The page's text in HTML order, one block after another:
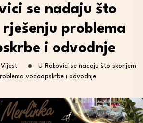
se nadaju što
problema
i odvodnje
Vijesti
U Rakovici se nadaju što skorijem
vodoopskrbe i odvodnje